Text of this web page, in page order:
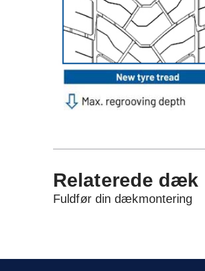
Relaterede dæk
Fuldfør din dækmontering